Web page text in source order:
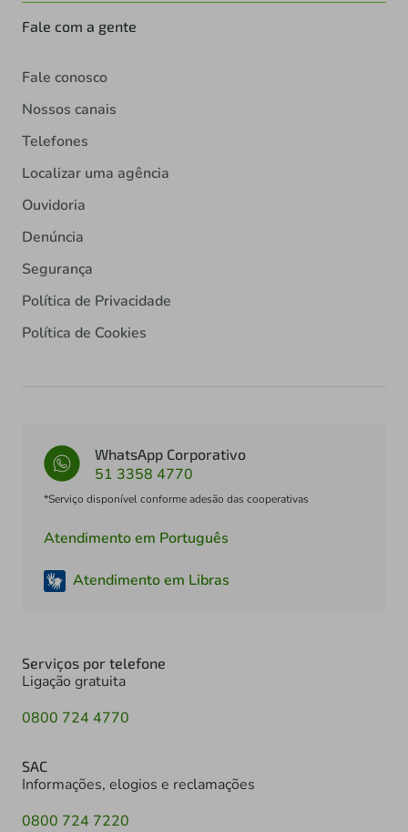
Fale com a gente
Fale conosco
Nossos canais
Telefones
Localizar uma agência
Ouvidoria
Denúncia
Segurança
Política de Privacidade
Política de Cookies
WhatsApp Corporativo
51 3358 4770
*Serviço disponível conforme adesão das cooperativas
Atendimento em Português
Atendimento em Libras
Serviços por telefone
Ligação gratuita
0800 724 4770
SAC
Informações, elogios e reclamações
0800 724 7220